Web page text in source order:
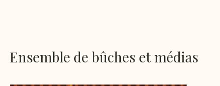
Ensemble de bûches et médias